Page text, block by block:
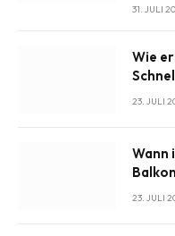
31. JULI
Wie
23. JULI
Wann
23. JULI